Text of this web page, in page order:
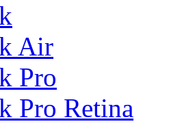
Air
Pro
Pro Retina